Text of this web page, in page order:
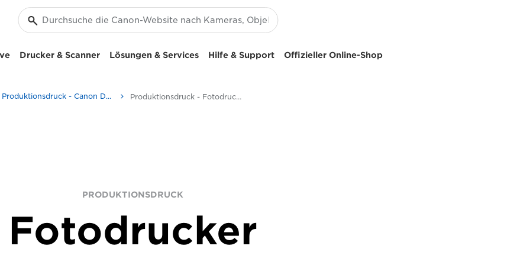
Drucker & Scanner Lösungen & Services Hilfe & Support Offizieller Online-Shop
Produktionsdruck - Canon Deutschland Produktionsdruck - Fotodrucker
PRODUKTIONSDRUCK
Fotodrucker